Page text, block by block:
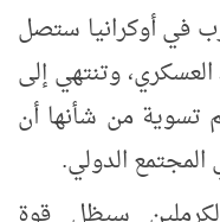
في أوكرانيا ستصل
وتنتهي إلى
تسوية من شأنها أن
الدولي.